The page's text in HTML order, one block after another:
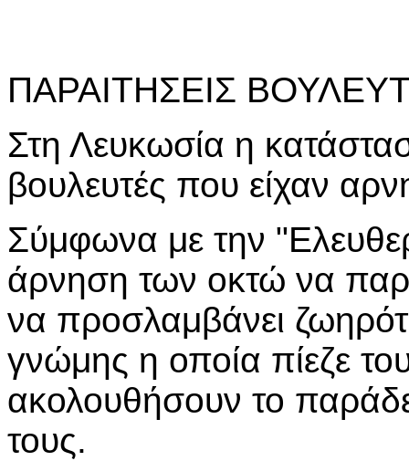
ΠΑΡΑΙΤΗΣΕΙΣ
Στη Λευκωσία η
βουλευτές που είχαν
Σύμφωνα με την
άρνηση των οκτώ να
να προσλαμβάνει
γνώμης η οποία πίεζε
ακολουθήσουν το
τους.